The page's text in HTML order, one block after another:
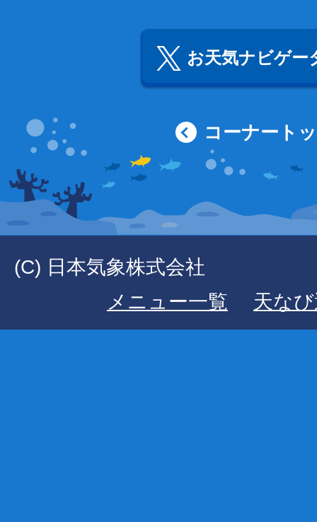
お天気ナビゲー
コーナート
(C) 日本気象株式会社
メニュー一覧
天な